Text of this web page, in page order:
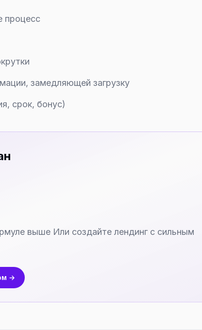
процесс
замедляющей загрузку
срок, бонус)
выше Или создайте лендинг с сильным
→